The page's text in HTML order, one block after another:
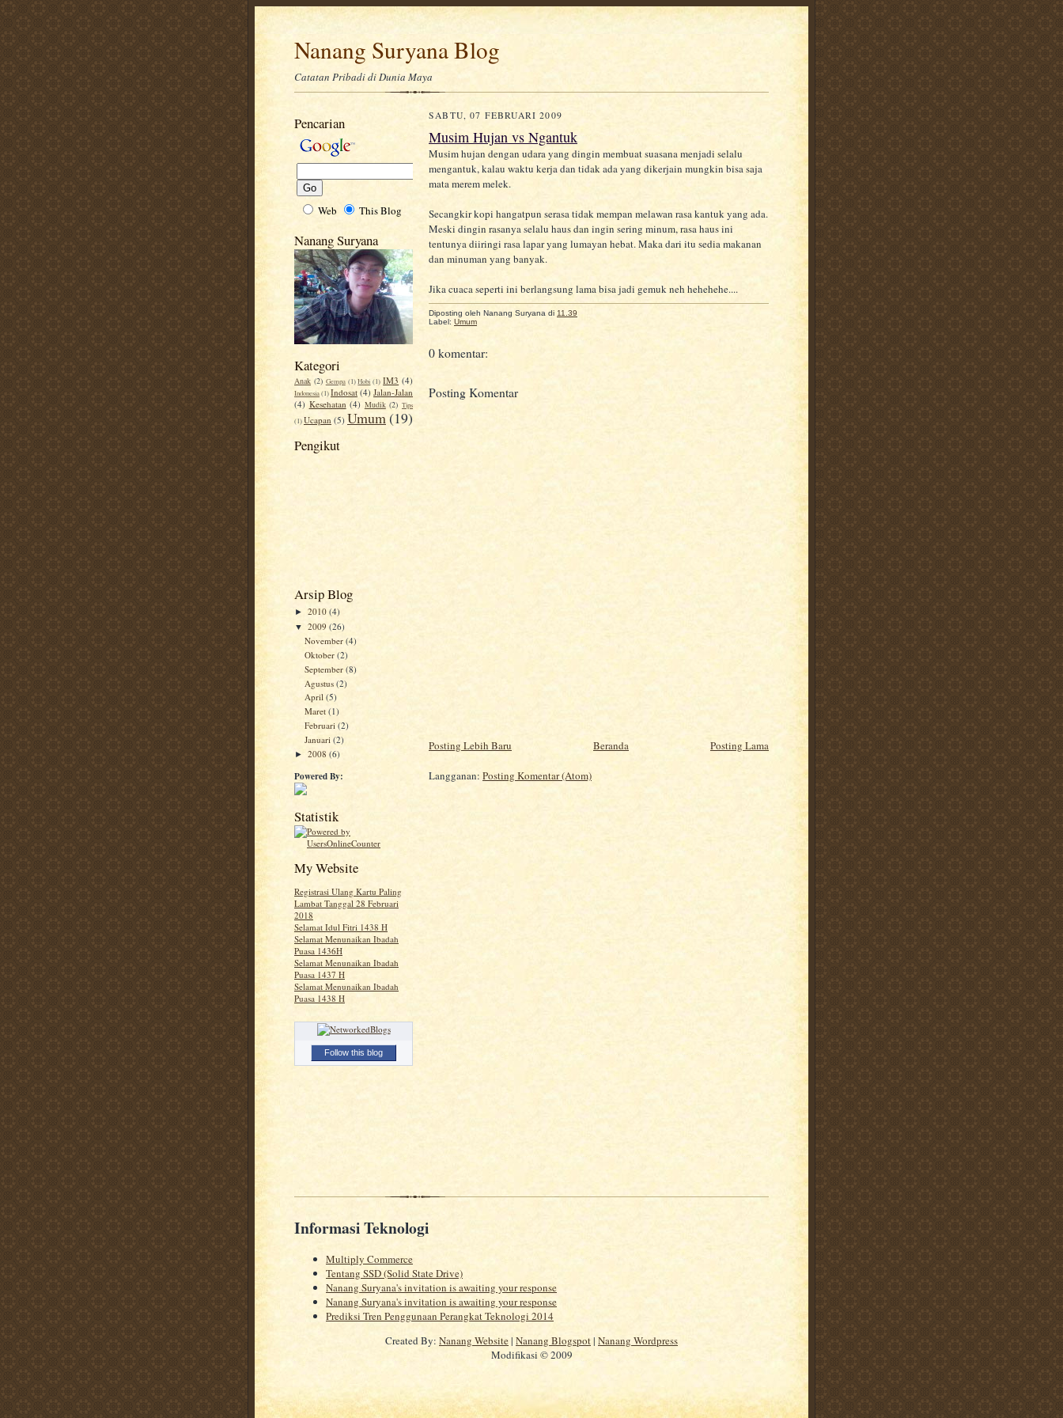
Nanang Suryana Blog
Catatan Pribadi di Dunia Maya
Pencarian
Web This Blog
Nanang Suryana
Kategori
Anak (2) Gempa (1) Hobi (1) IM3 (4)
Indonesia(1)Indosat (4) Jalan-Jalan
(4) Kesehatan (4) Mudik (2) Tips
(1)Ucapan (5) Umum(19)
Pengikut
Arsip Blog
► 2010 (4)
▼ 2009 (26)
November(4)
Oktober(2)
September(8)
Agustus(2)
April(5)
Maret(1)
Februari(2)
Januari(2)
► 2008 (6)
Powered By:
Statistik
My Website
Registrasi Ulang Kartu Paling
Lambat Tanggal 28 Februari
2018
Selamat Idul Fitri 1438 H
Selamat Menunaikan Ibadah
Puasa 1436H
Selamat Menunaikan Ibadah
Puasa 1437 H
Selamat Menunaikan Ibadah
Puasa 1438 H
Follow this blog
SABTU, 07 FEBRUARI 2009
Musim Hujan vs Ngantuk
Musim hujan dengan udara yang dingin membuat suasana menjadi selalu
mengantuk, kalau waktu kerja dan tidak ada yang dikerjain mungkin bisa saja
mata merem melek.
Secangkir kopi hangatpun serasa tidak mempan melawan rasa kantuk yang ada.
Meski dingin rasanya selalu haus dan ingin sering minum, rasa haus ini
tentunya diiringi rasa lapar yang lumayan hebat. Maka dari itu sedia makanan
dan minuman yang banyak.
Jika cuaca seperti ini berlangsung lama bisa jadi gemuk neh hehehehe....
Diposting oleh Nanang Suryana di 11.39
Label: Umum
0 komentar:
Posting Komentar
Posting Lebih Baru Posting Lama
Beranda
Langganan: Posting Komentar (Atom)
Informasi Teknologi
Multiply Commerce
Tentang SSD (Solid State Drive)
Nanang Suryana's invitation is awaiting your response
Nanang Suryana's invitation is awaiting your response
Prediksi Tren Penggunaan Perangkat Teknologi 2014
Created By: Nanang Website| Nanang Blogspot| Nanang Wordpress
Modifikasi © 2009